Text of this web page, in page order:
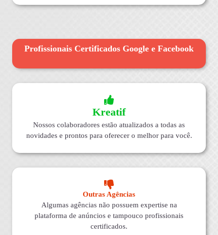
Profissionais Certificados Google e Facebook
Kreatif
Nossos colaboradores estão atualizados a todas as
novidades e prontos para oferecer o melhor para você.
Outras Agências
Algumas agências não possuem expertise na
plataforma de anúncios e tampouco profissionais
certificados.